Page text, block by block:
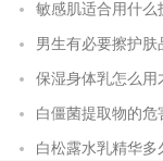
敏感肌适合用什么
男生有必要擦护肤
保湿身体乳怎么用
白僵菌提取物的危
白松露水乳精华多